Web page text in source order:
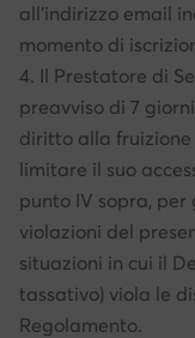
all’indirizzo email
momento di
4. Il Prestatore di
preavviso di 7
diritto alla fruizione
limitare il suo
punto IV sopra, per
violazioni del
situazioni in cui il
tassativo) viola le
Regolamento.